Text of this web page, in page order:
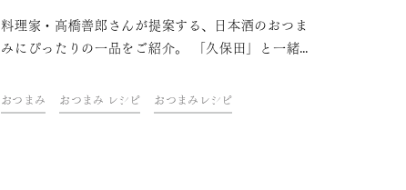
料理家・高橋善郎さんが提案する、日本酒のおつま
みにぴったりの一品をご紹介。 「久保田」と一緒
い。
おつまみ おつまみ レシピ おつまみレシピ